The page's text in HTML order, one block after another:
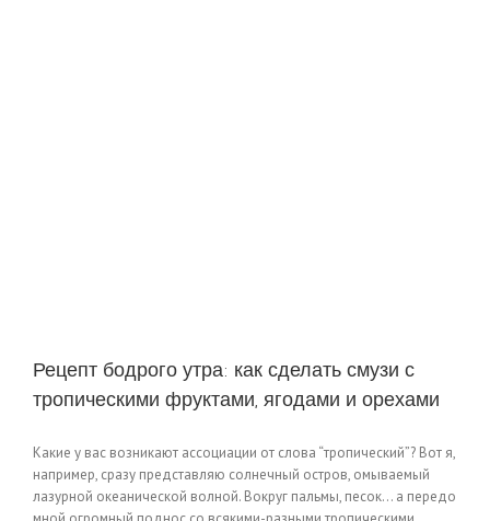
Рецепт бодрого утра: как сделать смузи с
тропическими фруктами, ягодами и орехами
Какие у вас возникают ассоциации от слова “тропический”? Вот я,
например, сразу представляю солнечный остров, омываемый
лазурной океанической волной. Вокруг пальмы, песок… а передо